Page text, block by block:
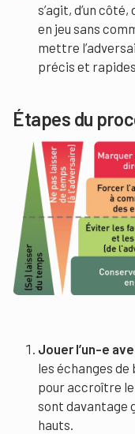
s’agit, d’un
en jeu sans
mettre
précis et
Étapes du
Jouer l’un-e
les échanges
pour accroître
sont davantage
hauts.